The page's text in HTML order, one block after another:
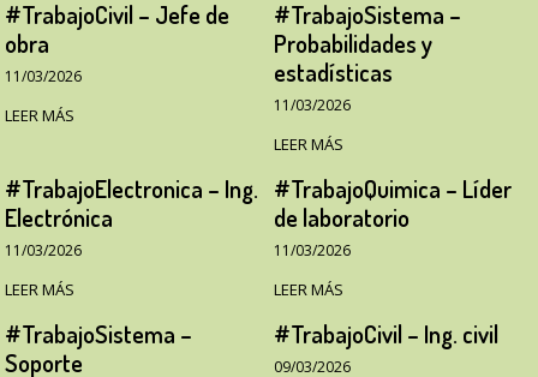
#TrabajoCivil – Jefe de
obra
11/03/2026
LEER MÁS
#TrabajoSistema –
Probabilidades y
estadísticas
11/03/2026
LEER MÁS
#TrabajoElectronica – Ing.
Electrónica
11/03/2026
LEER MÁS
#TrabajoQuimica – Líder
de laboratorio
11/03/2026
LEER MÁS
#TrabajoSistema –
Soporte
#TrabajoCivil – Ing. civil
09/03/2026